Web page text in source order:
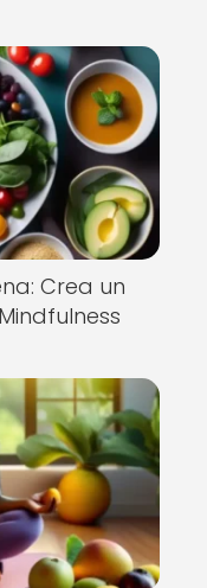
Crea un